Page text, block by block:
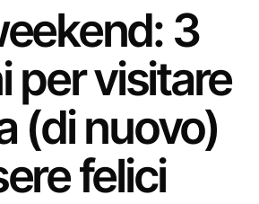
3
per visitare
(di nuovo)
felici